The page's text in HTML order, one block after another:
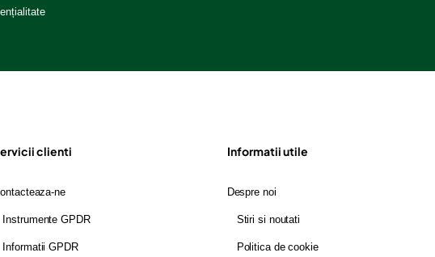
clienti
ne
Instrumente GPDR
Informatii GPDR
Informatii utile
Despre noi
Stiri si noutati
Politica de cookie